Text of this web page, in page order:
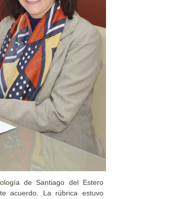
de Santiago del Estero
acuerdo. La rúbrica estuvo